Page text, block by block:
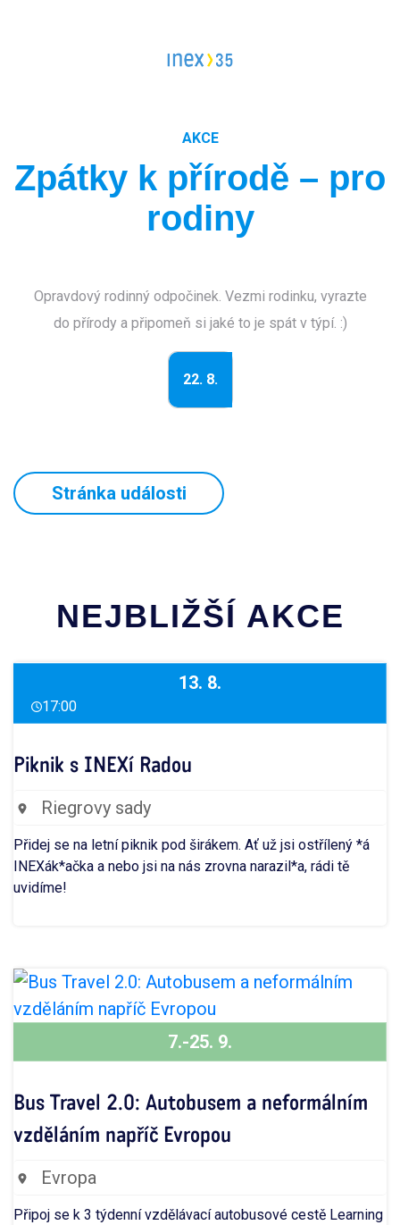
Dlouhodobé projekty
Školení
Stáže
Členství pro INEXáky
FAQ workcampy v zahraničí
FAQ vedoucí workcampů
Jako jednodlivec
Jako firma
AKCE
Zpátky k přírodě – pro
rodiny
Opravdový rodinný odpočinek. Vezmi rodinku, vyrazte
do přírody a připomeň si jaké to je spát v týpí. :)
22. 8.
Stránka události
NEJBLIŽŠÍ AKCE
13. 8.
17:00
Piknik s INEXí Radou
Riegrovy sady
Přidej se na letní piknik pod širákem. Ať už jsi ostřílený *á
INEXák*ačka a nebo jsi na nás zrovna narazil*a, rádi tě
uvidíme!
7.-25. 9.
Bus Travel 2.0: Autobusem a neformálním
vzděláním napříč Evropou
Evropa
Připoj se k 3 týdenní vzdělávací autobusové cestě Learning